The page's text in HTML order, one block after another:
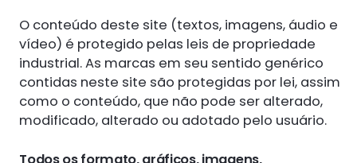
O conteúdo deste site (textos, imagens, áudio e
vídeo) é protegido pelas leis de propriedade
industrial. As marcas em seu sentido genérico
contidas neste site são protegidas por lei, assim
como o conteúdo, que não pode ser alterado,
modificado, alterado ou adotado pelo usuário.